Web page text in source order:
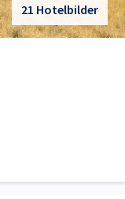
21 Hotelbilder